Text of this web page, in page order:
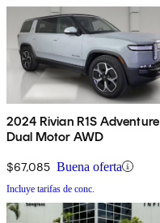
2024 Rivian R1S Adventure
Dual Motor AWD
$67,085 Buena oferta
Incluye tarifas de conc.